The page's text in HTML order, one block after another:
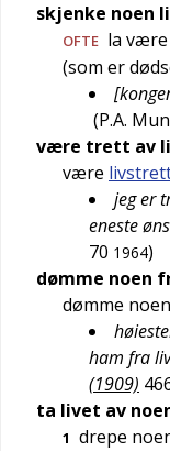
skjenke noen
OFTE la
(som er
(P.A.
være trett av
være
jeg er
eneste
70 1964)
dømme noen
dømme
ham fra
(1909)
ta livet av
1 drepe